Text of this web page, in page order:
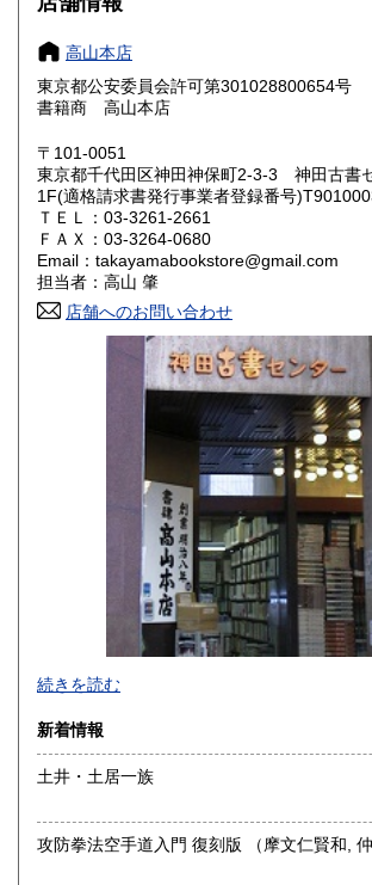
大阪府
奈良県
鳥取県
岡山県 1,078円 広島県
山口県 1,078円
香川県 1,078円 愛媛県
高知県 1,078円
1,276円 長崎県
1,276円 大分県
1,276円 鹿児島県
1,914円
高山本店
東京都公安委員会許可第301028800654号
書籍商 高山本店
〒101-0051
東京都千代田区神田神保町2-3-3 神田古書
1F(適格請求書発行事業者登録番号
ＴＥＬ：03-3261-2661
ＦＡＸ：03-3264-0680
Email：takayamabookstore@gmail.com
担当者：高山 肇
店舗へのお問い合わせ
当店は武道、能楽、料理、美術を専門に扱っ
保町の駅から徒歩一分。
都内近郊であれば無料で出張いたしますの
ください。
定であれば、出張査定のほかにも、店頭・メ
無料で行っております。
続きを読む
新着情報
土井・土居一族
攻防拳法空手道入門 復刻版 （